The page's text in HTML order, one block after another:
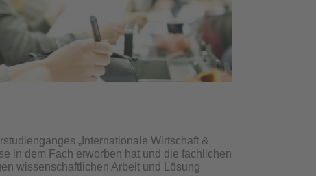
„Internationale Wirtschaft &
in dem Fach erworben hat und die fachlichen
wissenschaftlichen Arbeit und Lösung